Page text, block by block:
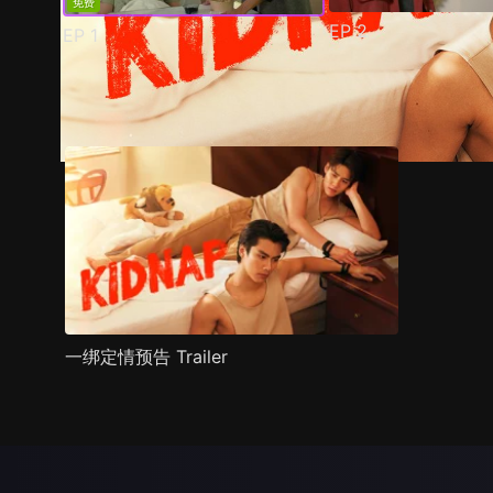
EP 1 EP2
预告 剧照 推荐影片 剧情介绍
一绑定情预告 Trailer